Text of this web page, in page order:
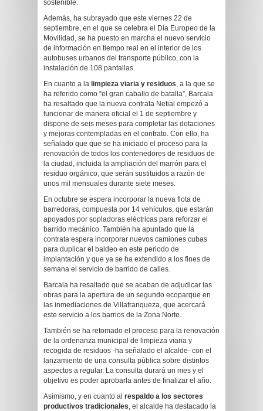
sostenible.
Además, ha subrayado que este viernes 22 de
septiembre, en el que se celebra el Día Europeo de la
Movilidad, se ha puesto en marcha el nuevo servicio
de información en tiempo real en el interior de los
autobuses urbanos del transporte público, con la
instalación de 108 pantallas.
En cuanto a la limpieza viaria y residuos, a la que se
ha referido como “el gran caballo de batalla”, Barcala
ha resaltado que la nueva contrata Netial empezó a
funcionar de manera oficial el 1 de septiembre y
dispone de seis meses para completar las dotaciones
y mejoras contempladas en el contrato. Con ello, ha
señalado que que se ha iniciado el proceso para la
renovación de todos los contenedores de residuos de
la ciudad, incluida la ampliación del marrón para el
residuo orgánico, que serán sustituidos a razón de
unos mil mensuales durante siete meses.
En octubre se espera incorporar la nueva flota de
barredoras, compuesta por 14 vehículos, que estarán
apoyados por sopladoras eléctricas para reforzar el
barrido mecánico. También ha apuntado que la
contrata espera incorporar nuevos camiones cubas
para duplicar el baldeo en este periodo de
implantación y que ya se ha extendido a los fines de
semana el servicio de barrido de calles.
Barcala ha resaltado que se acaban de adjudicar las
obras para la apertura de un segundo ecoparque en
las inmediaciones de Villafranqueza, que acercará
este servicio a los barrios de la Zona Norte.
También se ha retomado el proceso para la renovación
de la ordenanza municipal de limpieza viaria y
recogida de residuos -ha señalado el alcalde- con el
lanzamiento de una consulta pública sobre distintos
aspectos a regular. La consulta durará un mes y el
objetivo es poder aprobarla antes de finalizar el año.
Asimismo, y en cuanto al respaldo a los sectores
productivos tradicionales, el alcalde ha destacado la